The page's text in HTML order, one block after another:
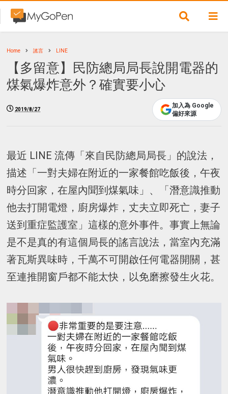
Home 謠言 LINE
【多留意】民防總局局長說開電器的
煤氣爆炸意外？確實要小心
2019/8/27
加入為 Google
偏好來源
最近 LINE 流傳「來自民防總局局長」的說法，
描述「一對夫婦在附近的一家餐館吃飯後，午夜
時分回家，在屋內聞到煤氣味」、「潛意識推動
他去打開電燈，廚房爆炸，丈夫立即死亡，妻子
送到重症監護室」這樣的意外事件。事實上無論
是不是真的有這個局長的謠言說法，當室內充滿
著瓦斯異味時，千萬不可開啟任何電器開關，甚
至連推開窗戶都不能太快，以免磨擦發生火花。